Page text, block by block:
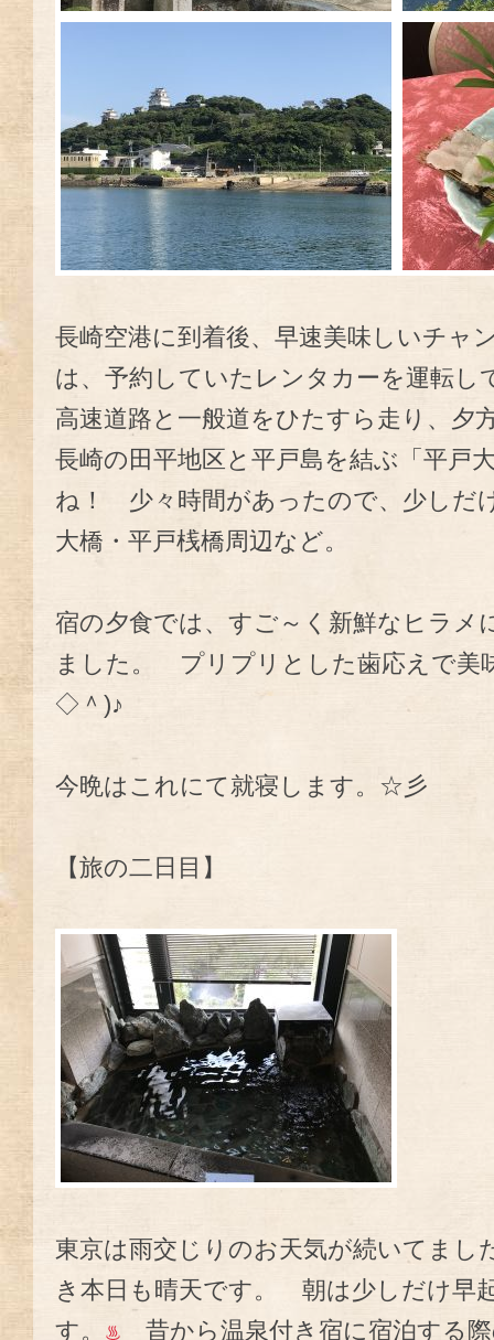
長崎空港に到着後、早速美味しいチャ
は、予約していたレンタカーを運転
高速道路と一般道をひたすら走り、
長崎の田平地区と平戸島を結ぶ「平戸
ね！ 少々時間があったので、少しだ
大橋・平戸桟橋周辺など。
宿の夕食では、すご～く新鮮なヒラメ
ました。 プリプリとした歯応えで美
◇＾)♪
今晩はこれにて就寝します。☆彡
【旅の二日目】
東京は雨交じりのお天気が続いてまし
き本日も晴天です。 朝は少しだけ早
す。
昔から温泉付き宿に宿泊する